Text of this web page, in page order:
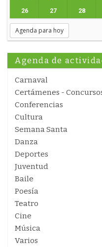
26 27 28
Agenda para hoy
Agenda de
Carnaval
Certámenes -
Conferencias
Cultura
Semana Santa
Danza
Deportes
Juventud
Baile
Poesía
Teatro
Cine
Música
Varios